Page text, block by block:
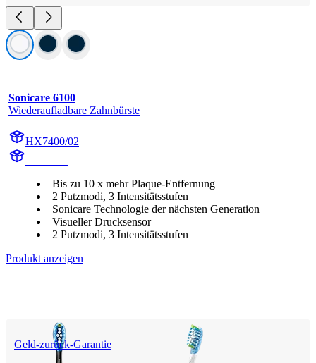
Sonicare 6100
Wiederaufladbare Zahnbürste
HX7400/02
Bis zu 10 x mehr Plaque-Entfernung
2 Putzmodi, 3 Intensitätsstufen
Sonicare Technologie der nächsten Generation
Visueller Drucksensor
2 Putzmodi, 3 Intensitätsstufen
Produkt anzeigen
Geld-zurück-Garantie